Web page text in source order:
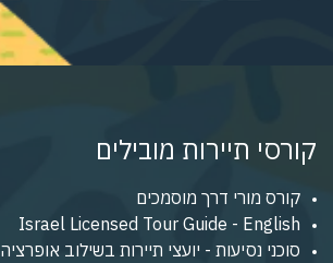
קורסי תיירות מובילים
קורס מורי דרך מוסמכים
Israel Licensed Tour Guide - English
סוכני נסיעות - יועצי תיירות בשילוב אופרציה